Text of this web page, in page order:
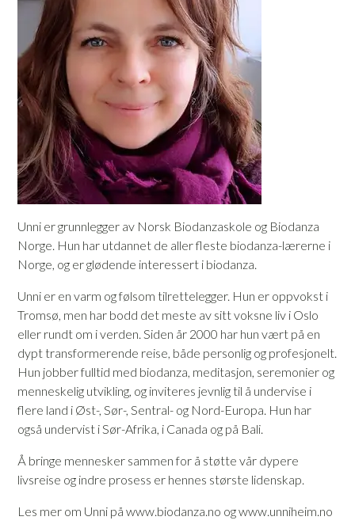
Unni er grunnlegger av Norsk Biodanzaskole og Biodanza
Norge. Hun har utdannet de aller fleste biodanza-lærerne i
Norge, og er glødende interessert i biodanza.
Unni er en varm og følsom tilrettelegger. Hun er oppvokst i
Tromsø, men har bodd det meste av sitt voksne liv i Oslo
eller rundt om i verden. Siden år 2000 har hun vært på en
dypt transformerende reise, både personlig og profesjonelt.
Hun jobber fulltid med biodanza, meditasjon, seremonier og
menneskelig utvikling, og inviteres jevnlig til å undervise i
flere land i Øst-, Sør-, Sentral- og Nord-Europa. Hun har
også undervist i Sør-Afrika, i Canada og på Bali.
Å bringe mennesker sammen for å støtte vår dypere
livsreise og indre prosess er hennes største lidenskap.
Les mer om Unni på www.biodanza.no og www.unniheim.no